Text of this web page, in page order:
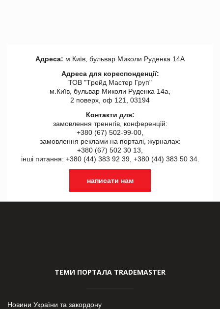
Адреса: м.Київ, бульвар Миколи Руденка 14А
Адреса для кореспонденції:
ТОВ "Tрейд Мастер Груп"
м.Київ, бульвар Миколи Руденка 14а,
2 поверх, оф 121, 03194
Контакти для:
замовлення треннгів, конференцій:
+380 (67) 502-99-00,
замовлення реклами на порталі, журналах:
+380 (67) 502 30 13,
інші питання: +380 (44) 383 92 39, +380 (44) 383 50 34.
написати нам
ТЕМИ ПОРТАЛА TRADEMASTER
Новини України та закордону